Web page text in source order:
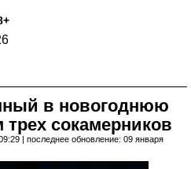
в новогоднюю
сокамерников
| последнее обновление: 09 января